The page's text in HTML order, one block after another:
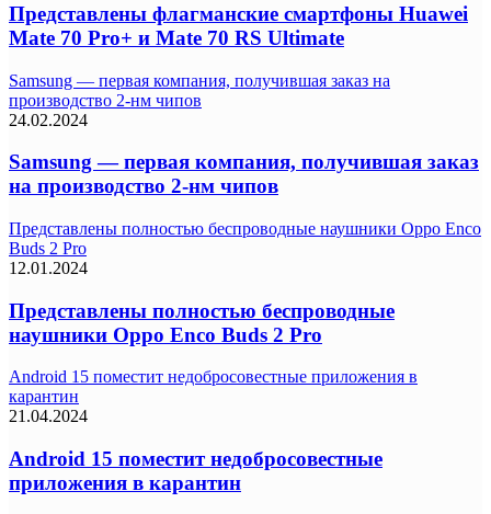
Представлены флагманские смартфоны Huawei
Mate 70 Pro+ и Mate 70 RS Ultimate
Samsung — первая компания, получившая заказ на
производство 2-нм чипов
24.02.2024
Samsung — первая компания, получившая заказ
на производство 2-нм чипов
Представлены полностью беспроводные наушники Oppo Enco
Buds 2 Pro
12.01.2024
Представлены полностью беспроводные
наушники Oppo Enco Buds 2 Pro
Android 15 поместит недобросовестные приложения в
карантин
21.04.2024
Android 15 поместит недобросовестные
приложения в карантин